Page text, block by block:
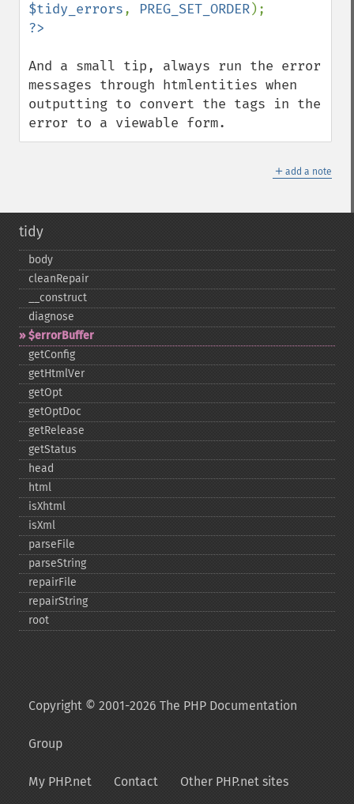
$tidy_errors, PREG_SET_ORDER
And a small tip, always run the error
messages through htmlentities when
outputting to convert the tags in the
error to a viewable form.
＋ add a note
tidy
body
cleanRepair
_​_​construct
diagnose
$errorBuffer
getConfig
getHtmlVer
getOpt
getOptDoc
getRelease
getStatus
head
html
isXhtml
isXml
parseFile
parseString
repairFile
repairString
root
Copyright © 2001-2026 The PHP Documentation
Group
My PHP.net Contact Other PHP.net sites